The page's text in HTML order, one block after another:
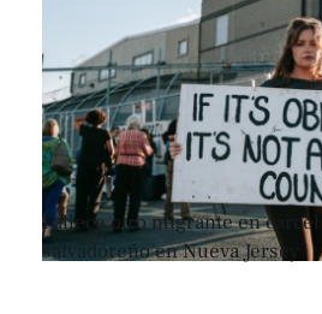
Fallece otro migrante en
salvadoreño en Nueva Jersey